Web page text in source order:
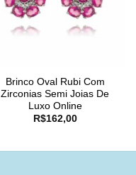
Brinco Oval Rubi Com
Zirconias Semi Joias De
Luxo Online
R$162,00